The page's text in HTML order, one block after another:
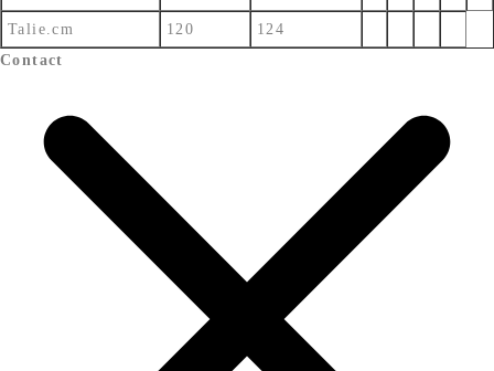
Talie.cm 120
124
Contact